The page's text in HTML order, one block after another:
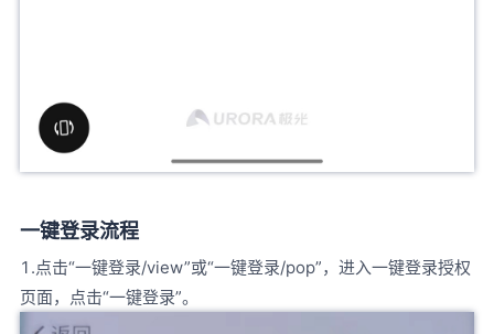
一键登录流程
1.点击“一键登录/view”或“一键登录/pop”，进入一键登录授权
页面，点击“一键登录”。